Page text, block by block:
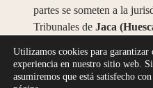
partes se someten a la
Tribunales de Jaca
Última actualización: Marzo
Utilizamos cookies para
experiencia en nuestro sitio web.
asumiremos que está satisfecho